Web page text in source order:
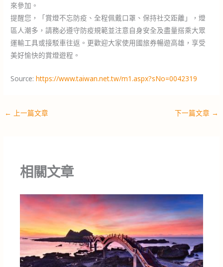
來參加。
提醒您，「賞燈不忘防疫、全程佩戴口罩、保持社交距離」，燈
區人潮多，請務必遵守防疫規範並注意自身安全及盡量搭乘大眾
運輸工具或接駁車往返。更歡迎大家使用國旅券暢遊高雄，享受
美好愉快的賞燈遊程。
Source:https://www.taiwan.net.tw/m1.aspx?sNo=0042319
← 上一篇文章 下一篇文章 →
相關文章